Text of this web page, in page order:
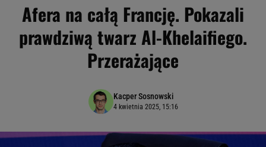
Afera na całą Francję. Pokazali
prawdziwą twarz Al-Khelaifiego.
Przerażające
Kacper Sosnowski
4 kwietnia 2025, 15:16